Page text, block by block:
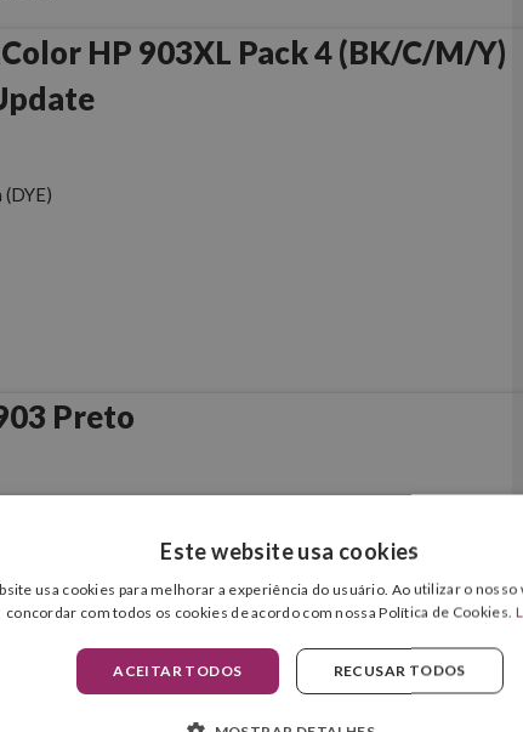
HP 903XL Pack 4 (BK/C/M/Y)
(DYE)
Preto
(DYE)
Este website usa cookies
usa cookies para melhorar a experiência do usuário. Ao utilizar o nosso
concordar com todos os cookies de acordo com nossa Política de Cookies.
ACEITAR TODOS RECUSAR TODOS